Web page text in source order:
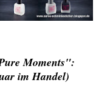
Moments":
im Handel)